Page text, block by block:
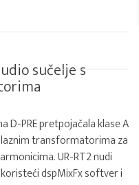
sučelje s
D-PRE pretpojačala klase A
transformatorima za
UR-RT2 nudi
dspMixFx softver i